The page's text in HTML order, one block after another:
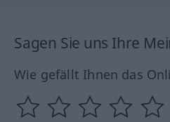
Sagen Sie uns Ihre
Wie gefällt Ihnen das